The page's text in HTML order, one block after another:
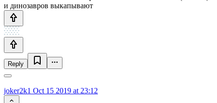
и динозавров выкапывают
Reply
joker2k1 Oct 15 2019 at 23:12